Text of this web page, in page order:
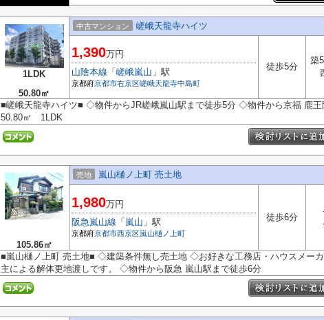
1LDK
50.80㎡
中古マンション 嵯峨天龍寺ハイツ
1,390万円
山陰本線 「 嵯峨嵐山 」駅
京都府京都市右京区嵯峨天龍寺中島町
徒歩5分
築
■嵯峨天龍寺ハイツ■ ◇物件からJR嵯峨嵐山駅まで徒歩5分 ◇物件から京福 鹿
50.80㎡ 1LDK
105.86㎡
売地 嵐山樋ノ上町 売土地
1,980万円
阪急嵐山線 「 嵐山 」駅
京都府京都市西京区嵐山樋ノ上町
徒歩6分
■嵐山樋ノ上町 売土地■ ◇建築条件無し売土地 ◇お好きな工務店・ハウスメー
主による解体更地渡しです。 ◇物件から阪急 嵐山駅まで徒歩6分